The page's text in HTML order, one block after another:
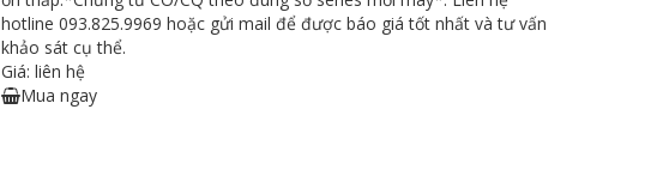
hotline 093.825.9969 hoặc gửi mail để được báo giá tốt nhất và tư vấn
khảo sát cụ thể.
Giá: liên hệ
Mua ngay